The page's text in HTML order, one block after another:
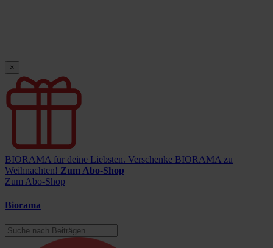
×
BIORAMA für deine Liebsten. Verschenke BIORAMA zu
Weihnachten! Zum Abo-Shop
Zum Abo-Shop
Biorama